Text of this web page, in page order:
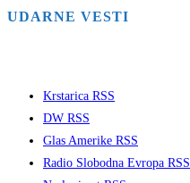
UDARNE VESTI
Krstarica RSS
DW RSS
Glas Amerike RSS
Radio Slobodna Evropa RSS